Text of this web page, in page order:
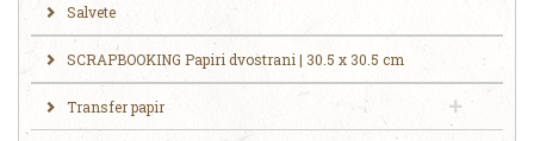
Salvete
SCRAPBOOKING Papiri dvostrani | 30.5 x 30.5 cm
Transfer papir